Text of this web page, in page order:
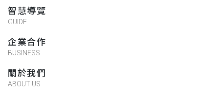
智慧導覽
GUIDE
企業合作
BUSINESS
關於我們
ABOUT US